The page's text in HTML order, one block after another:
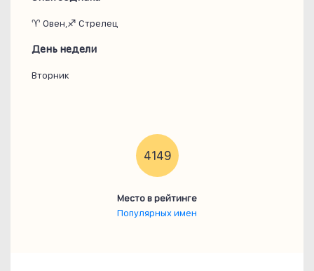
♈ Овен,♐ Стрелец
День недели
Вторник
4149
Место в рейтинге
Популярных имен